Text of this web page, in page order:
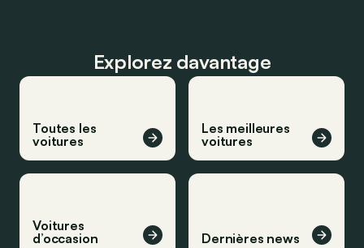
Explorez davantage
Toutes les
voitures
Les meilleures
voitures
Voitures
d’occasion
Dernières news